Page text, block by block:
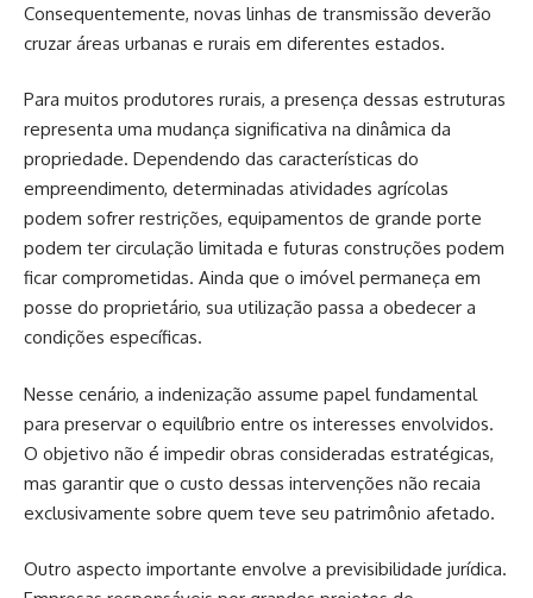
Consequentemente, novas linhas de transmissão deverão
cruzar áreas urbanas e rurais em diferentes estados.
Para muitos produtores rurais, a presença dessas estruturas
representa uma mudança significativa na dinâmica da
propriedade. Dependendo das características do
empreendimento, determinadas atividades agrícolas
podem sofrer restrições, equipamentos de grande porte
podem ter circulação limitada e futuras construções podem
ficar comprometidas. Ainda que o imóvel permaneça em
posse do proprietário, sua utilização passa a obedecer a
condições específicas.
Nesse cenário, a indenização assume papel fundamental
para preservar o equilíbrio entre os interesses envolvidos.
O objetivo não é impedir obras consideradas estratégicas,
mas garantir que o custo dessas intervenções não recaia
exclusivamente sobre quem teve seu patrimônio afetado.
Outro aspecto importante envolve a previsibilidade jurídica.